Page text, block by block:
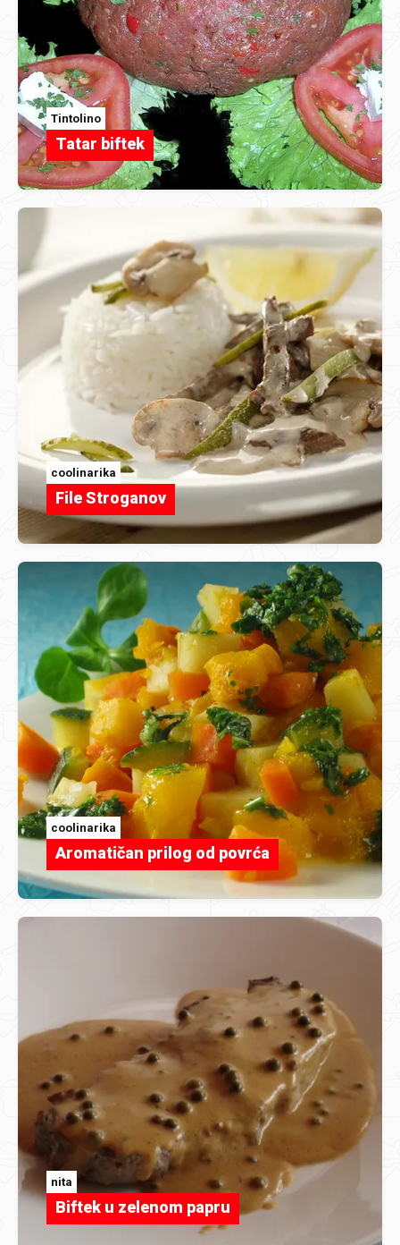
Tintolino
Tatar biftek
coolinarika
File Stroganov
coolinarika
Aromatičan prilog od povrća
nita
Biftek u zelenom papru